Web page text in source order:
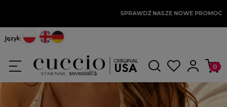
SPRAWDŹ NASZE NOWE PROMOCJE
Język: